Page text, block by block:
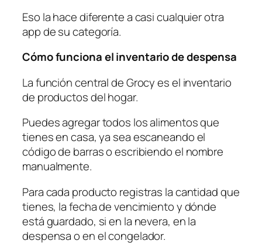
Eso la hace diferente a casi cualquier otra
app de su categoría.
Cómo funciona el inventario de despensa
La función central de Grocy es el inventario
de productos del hogar.
Puedes agregar todos los alimentos que
tienes en casa, ya sea escaneando el
código de barras o escribiendo el nombre
manualmente.
Para cada producto registras la cantidad que
tienes, la fecha de vencimiento y dónde
está guardado, si en la nevera, en la
despensa o en el congelador.